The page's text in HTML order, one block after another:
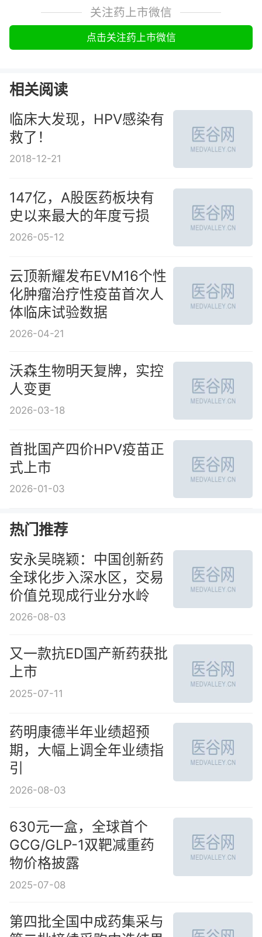
关注药上市微信
点击关注药上市微信
相关阅读
临床大发现，HPV感染有
救了！
2018-12-21
147亿，A股医药板块有
史以来最大的年度亏损
2026-05-12
云顶新耀发布EVM16个性
化肿瘤治疗性疫苗首次人
体临床试验数据
2026-04-21
沃森生物明天复牌，实控
人变更
2026-03-18
首批国产四价HPV疫苗正
式上市
2026-01-03
热门推荐
安永吴晓颖：中国创新药
全球化步入深水区，交易
价值兑现成行业分水岭
2026-08-03
又一款抗ED国产新药获批
上市
2025-07-11
药明康德半年业绩超预
期，大幅上调全年业绩指
引
2026-08-03
630元一盒，全球首个
GCG/GLP-1双靶减重药
物价格披露
2025-07-08
第四批全国中成药集采与